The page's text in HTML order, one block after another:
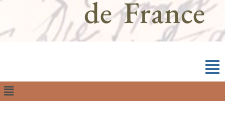
de France